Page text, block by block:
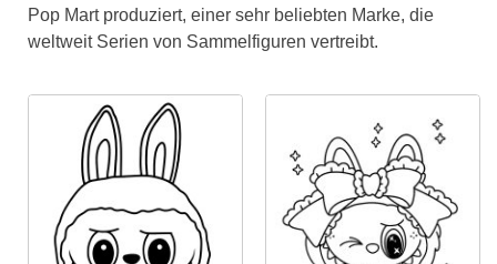
Pop Mart produziert, einer sehr beliebten Marke, die
weltweit Serien von Sammelfiguren vertreibt.